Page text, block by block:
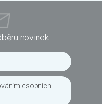
novinek
osobních